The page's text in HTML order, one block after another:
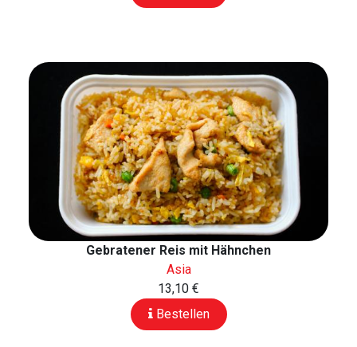
Gebratener Reis mit Hähnchen
Asia
13,10 €
Bestellen